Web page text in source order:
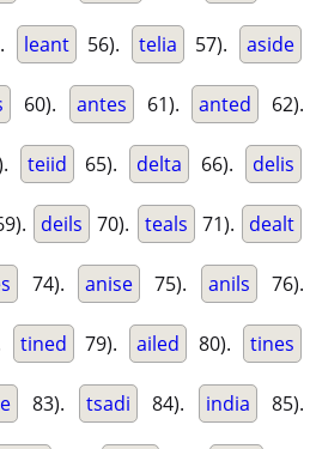
leant 56). telia 57). aside
60). antes 61). anted 62).
teiid 65). delta 66). delis
deils 70). teals 71). dealt
74). anise 75). anils 76).
tined 79). ailed 80). tines
83). tsadi 84). india 85).